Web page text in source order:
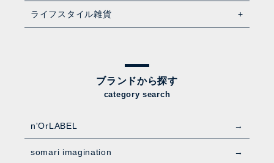
ライフスタイル雑貨
ブランドから探す
category search
n'OrLABEL
somari imagination